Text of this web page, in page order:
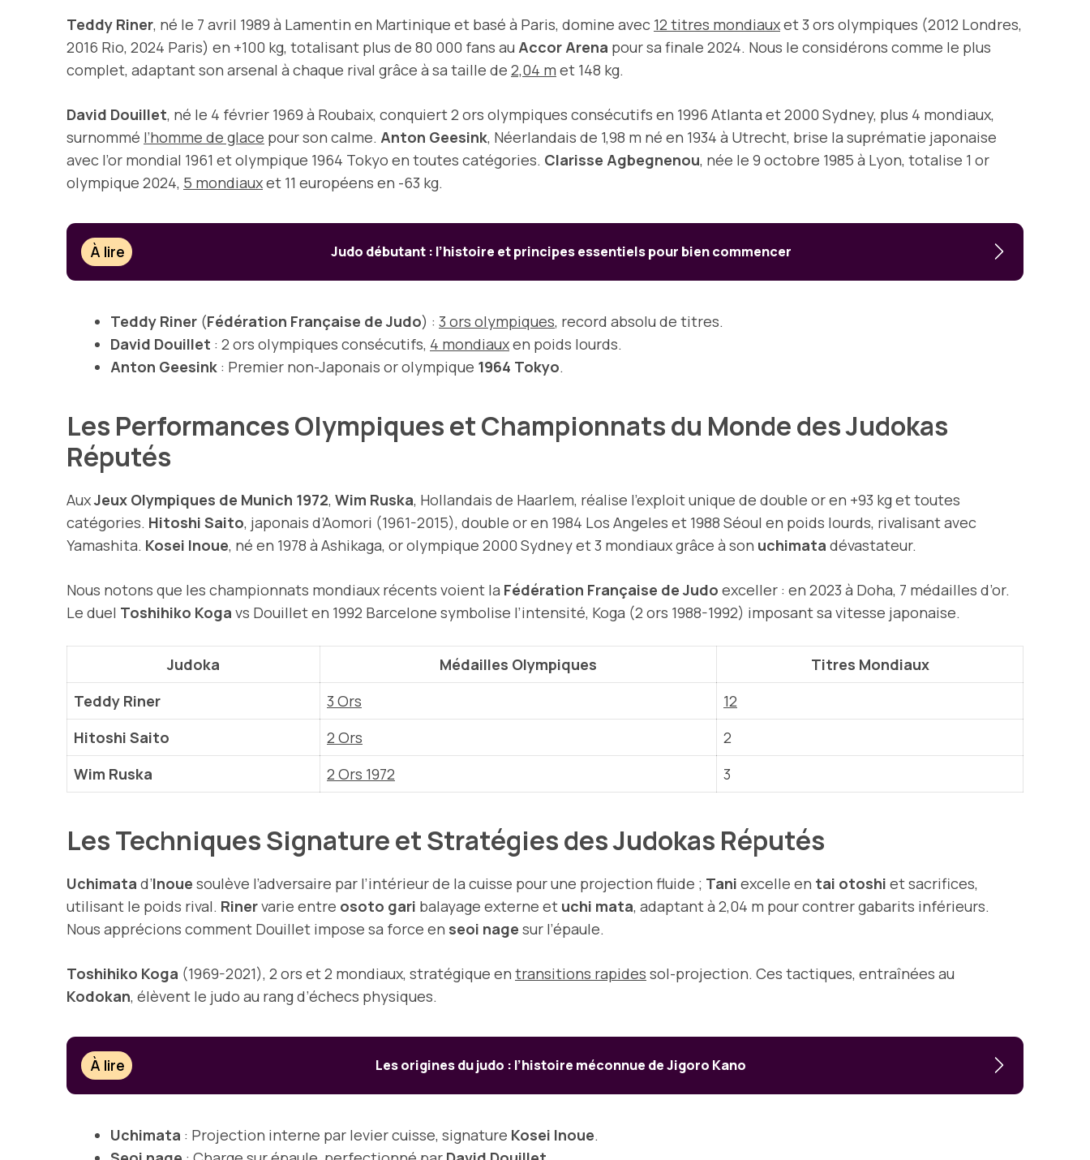
Teddy Riner, né le 7 avril 1989 à Lamentin en Martinique et basé à Paris, domine avec 12 titres mondiauxet 3 ors olympiques (2012 Londres,
2016 Rio, 2024 Paris) en +100 kg, totalisant plus de 80 000 fans au Accor Arena pour sa finale 2024. Nous le considérons comme le plus
complet, adaptant son arsenal à chaque rival grâce à sa taille de 2,04 m et 148 kg.
David Douillet, né le 4 février 1969 à Roubaix, conquiert 2 ors olympiques consécutifs en 1996 Atlanta et 2000 Sydney, plus 4 mondiaux,
surnommé l’homme de glace pour son calme. Anton Geesink, Néerlandais de 1,98 m né en 1934 à Utrecht, brise la suprématie japonaise
avec l’or mondial 1961 et olympique 1964 Tokyo en toutes catégories. Clarisse Agbegnenou, née le 9 octobre 1985 à Lyon, totalise 1 or
olympique 2024, 5 mondiauxet 11 européens en -63 kg.
À lire Judo débutant : l’histoire et principes essentiels pour bien commencer
Teddy Riner (Fédération Française de Judo) : 3 ors olympiques, record absolu de titres.
David Douillet : 2 ors olympiques consécutifs, 4 mondiauxen poids lourds.
Anton Geesink : Premier non-Japonais or olympique 1964 Tokyo.
Les Performances Olympiques et Championnats du Monde des Judokas
Réputés
AuxJeux Olympiques de Munich 1972, Wim Ruska, Hollandais de Haarlem, réalise l’exploit unique de double or en +93 kg et toutes
catégories. Hitoshi Saito, japonais d’Aomori (1961-2015), double or en 1984 Los Angeles et 1988 Séoul en poids lourds, rivalisant avec
Yamashita. Kosei Inoue, né en 1978 à Ashikaga, or olympique 2000 Sydney et 3 mondiaux grâce à son uchimata dévastateur.
Nous notons que les championnats mondiaux récents voient la Fédération Française de Judo exceller : en 2023 à Doha, 7 médailles d’or.
Le duel Toshihiko Koga vs Douillet en 1992 Barcelone symbolise l’intensité, Koga (2 ors 1988-1992) imposant sa vitesse japonaise.
Judoka Médailles Olympiques
Titres Mondiaux
Teddy Riner
3 Ors
12
Hitoshi Saito
2 Ors
2
Wim Ruska
2 Ors 1972 3
Les Techniques Signature et Stratégies des Judokas Réputés
Uchimata d’Inoue soulève l’adversaire par l’intérieur de la cuisse pour une projection fluide ; Tani excelle en tai otoshi et sacrifices,
utilisant le poids rival. Rinervarie entre osoto gari balayage externe et uchi mata, adaptant à 2,04 m pour contrer gabarits inférieurs.
Nous apprécions comment Douillet impose sa force en seoi nage sur l’épaule.
Toshihiko Koga (1969-2021), 2 ors et 2 mondiaux, stratégique en transitions rapides sol-projection. Ces tactiques, entraînées au
Kodokan, élèvent le judo au rang d’échecs physiques.
À lire Les origines du judo : l’histoire méconnue de Jigoro Kano
Uchimata : Projection interne par levier cuisse, signature Kosei Inoue.